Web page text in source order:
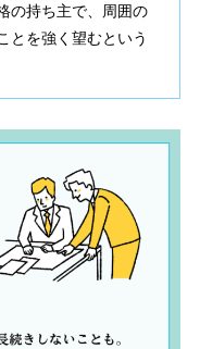
の持ち主で、周囲の
とを強く望むという